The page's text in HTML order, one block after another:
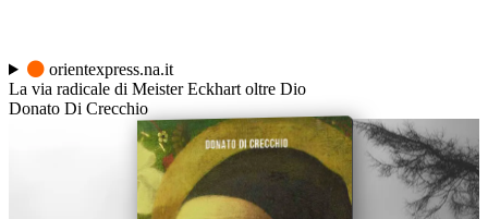
orientexpress.na.it
La via radicale di Meister Eckhart oltre Dio
Donato Di Crecchio